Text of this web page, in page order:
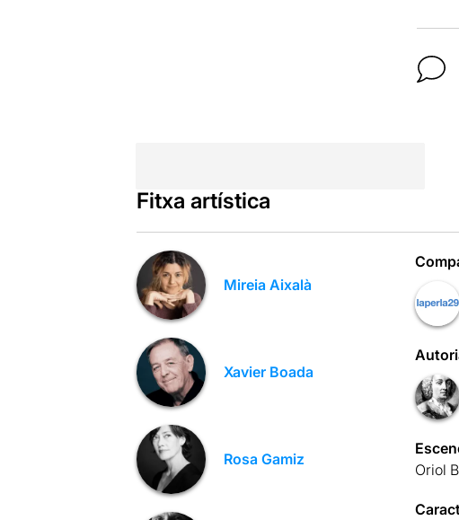
Fitxa artística
Mireia Aixalà
Xavier Boada
Rosa Gamiz
Oriol